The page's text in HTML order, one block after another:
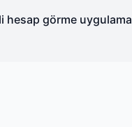
hesap görme uygulama